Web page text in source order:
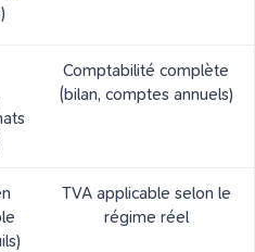
Comptabilité complète
(bilan, comptes annuels)
TVA applicable selon le
régime réel